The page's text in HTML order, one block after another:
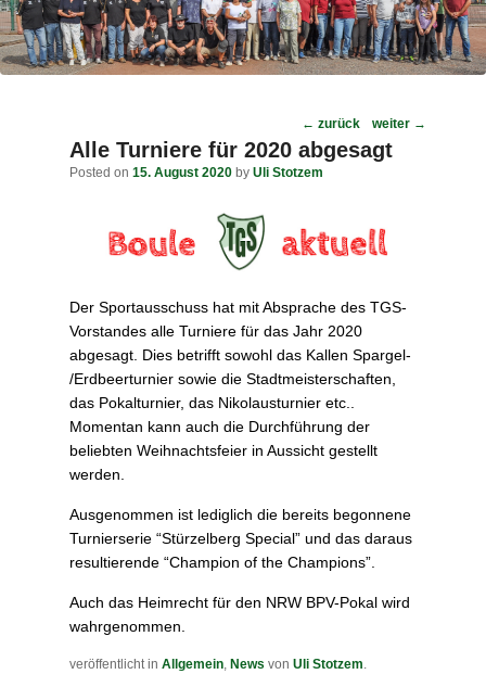
Post
navigation
← zurück weiter →
Alle Turniere für 2020 abgesagt
Posted on 15. August 2020 by Uli Stotzem
Der Sportausschuss hat mit Absprache des TGS-
Vorstandes alle Turniere für das Jahr 2020
abgesagt. Dies betrifft sowohl das Kallen Spargel-
/Erdbeerturnier sowie die Stadtmeisterschaften,
das Pokalturnier, das Nikolausturnier etc..
Momentan kann auch die Durchführung der
beliebten Weihnachtsfeier in Aussicht gestellt
werden.
Ausgenommen ist lediglich die bereits begonnene
Turnierserie “Stürzelberg Special” und das daraus
resultierende “Champion of the Champions”.
Auch das Heimrecht für den NRW BPV-Pokal wird
wahrgenommen.
veröffentlicht in Allgemein News von Uli Stotzem